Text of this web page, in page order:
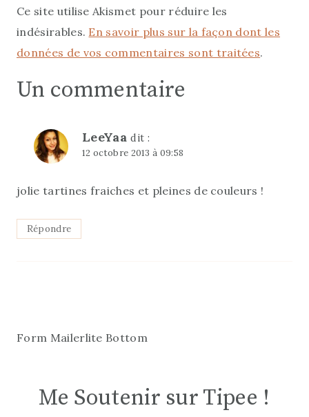
Ce site utilise Akismet pour réduire les
indésirables. En savoir plus sur la façon dont les
données de vos commentaires sont traitées.
Un commentaire
LeeYaa dit :
12 octobre 2013 à 09:58
jolie tartines fraiches et pleines de couleurs !
Répondre
Form Mailerlite Bottom
Me Soutenir sur Tipee !